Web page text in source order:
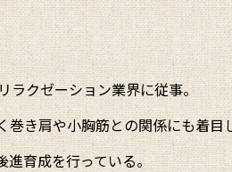
ラクゼーション業界に従事。
き肩や小胸筋との関係にも着
進育成を行っている。